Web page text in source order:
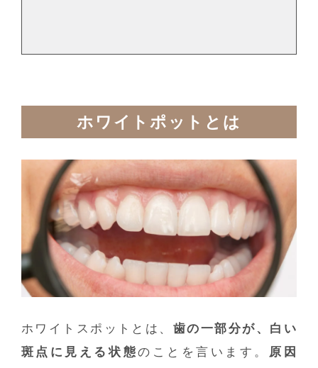
ホワイトポットとは
ホワイトスポットとは、 歯の一部分が、白い
斑点に見える状態のことを言います。 原因